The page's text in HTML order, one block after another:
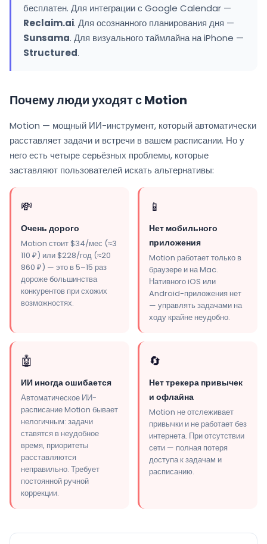
бесплатен. Для интеграции с Google Calendar —
Reclaim.ai. Для осознанного планирования дня —
Sunsama. Для визуального таймлайна на iPhone —
Structured.
Почему люди уходят с Motion
Motion — мощный ИИ-инструмент, который автоматически
расставляет задачи и встречи в вашем расписании. Но у
него есть четыре серьёзных проблемы, которые
заставляют пользователей искать альтернативы:
💸
Очень дорого
Motion стоит $34/мес (≈3
110 ₽) или $228/год (≈20
860 ₽) — это в 5–15 раз
дороже большинства
конкурентов при схожих
возможностях.
📱
Нет мобильного
приложения
Motion работает только в
браузере и на Mac.
Нативного iOS или
Android-приложения нет
— управлять задачами на
ходу крайне неудобно.
🤖
ИИ иногда ошибается
Автоматическое ИИ-
расписание Motion бывает
нелогичным: задачи
ставятся в неудобное
время, приоритеты
расставляются
неправильно. Требует
постоянной ручной
коррекции.
🔄
Нет трекера привычек
и офлайна
Motion не отслеживает
привычки и не работает без
интернета. При отсутствии
сети — полная потеря
доступа к задачам и
расписанию.